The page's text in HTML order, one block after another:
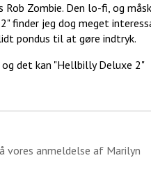
Zombie. Den lo-fi, og
finder jeg dog meget
pondus til at gøre indtryk.
det kan "Hellbilly Deluxe 2"
vores anmeldelse af Marilyn